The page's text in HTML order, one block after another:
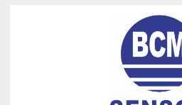
日
游
**